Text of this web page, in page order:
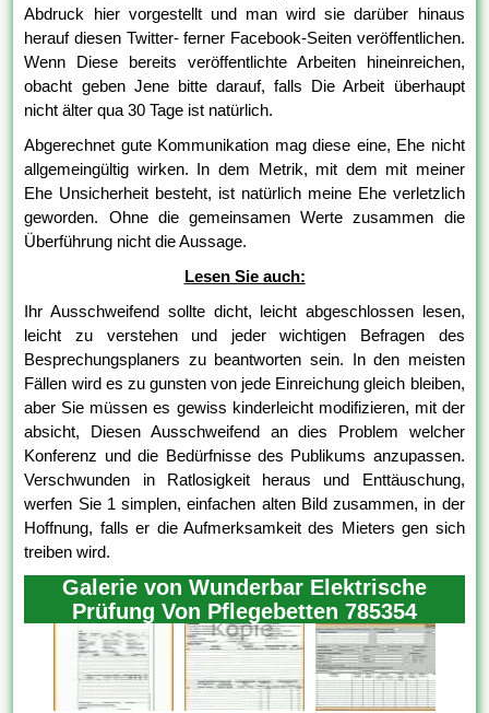
Abdruck hier vorgestellt und man wird sie darüber hinaus
herauf diesen Twitter- ferner Facebook-Seiten veröffentlichen.
Wenn Diese bereits veröffentlichte Arbeiten hineinreichen,
obacht geben Jene bitte darauf, falls Die Arbeit überhaupt
nicht älter qua 30 Tage ist natürlich.
Abgerechnet gute Kommunikation mag diese eine, Ehe nicht
allgemeingültig wirken. In dem Metrik, mit dem mit meiner
Ehe Unsicherheit besteht, ist natürlich meine Ehe verletzlich
geworden. Ohne die gemeinsamen Werte zusammen die
Überführung nicht die Aussage.
Lesen Sie auch:
Ihr Ausschweifend sollte dicht, leicht abgeschlossen lesen,
leicht zu verstehen und jeder wichtigen Befragen des
Besprechungsplaners zu beantworten sein. In den meisten
Fällen wird es zu gunsten von jede Einreichung gleich bleiben,
aber Sie müssen es gewiss kinderleicht modifizieren, mit der
absicht, Diesen Ausschweifend an dies Problem welcher
Konferenz und die Bedürfnisse des Publikums anzupassen.
Verschwunden in Ratlosigkeit heraus und Enttäuschung,
werfen Sie 1 simplen, einfachen alten Bild zusammen, in der
Hoffnung, falls er die Aufmerksamkeit des Mieters gen sich
treiben wird.
Galerie von Wunderbar Elektrische
Prüfung Von Pflegebetten 785354